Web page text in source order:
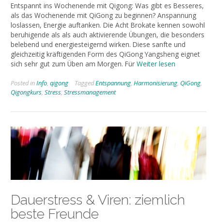
Entspannt ins Wochenende mit Qigong: Was gibt es Besseres,
als das Wochenende mit QiGong zu beginnen? Anspannung
loslassen, Energie auftanken. Die Acht Brokate kennen sowohl
beruhigende als als auch aktivierende Übungen, die besonders
belebend und energiesteigernd wirken. Diese sanfte und
gleichzeitig kräftigenden Form des QiGong Yangsheng eignet
sich sehr gut zum Üben am Morgen. Für Weiter lesen
Posted inInfo, qigong TaggedEntspannung, Harmonisierung, QiGong,
Qigongkurs, Stress, Stressmanagement
Dauerstress & Viren: ziemlich
beste Freunde